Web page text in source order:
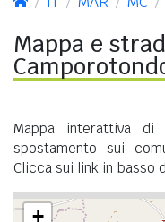
Mappa e
Mappa interattiva di
spostamento sui
Clicca sui link in basso
+